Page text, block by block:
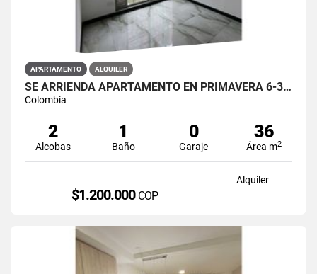
APARTAMENTO ALQUILER
SE ARRIENDA APARTAMENTO EN PRIMAVERA 6-39 ET 2 PISO 3 PARS ESTRENAR
Colombia
2
Alcobas
1
Baño
0
Garaje
36
Área m2
Alquiler
$1.200.000 COP